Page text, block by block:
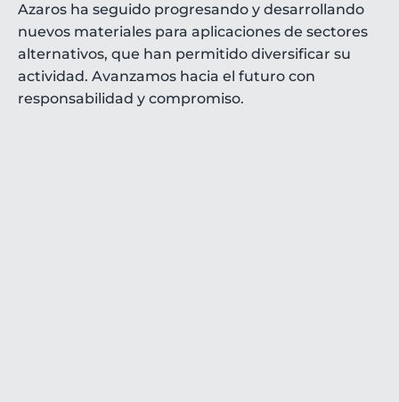
Azaros ha seguido progresando y desarrollando
nuevos materiales para aplicaciones de sectores
alternativos, que han permitido diversificar su
actividad. Avanzamos hacia el futuro con
responsabilidad y compromiso.